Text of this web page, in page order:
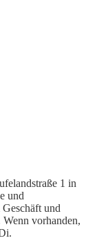
1 in
und
und
vorhanden,